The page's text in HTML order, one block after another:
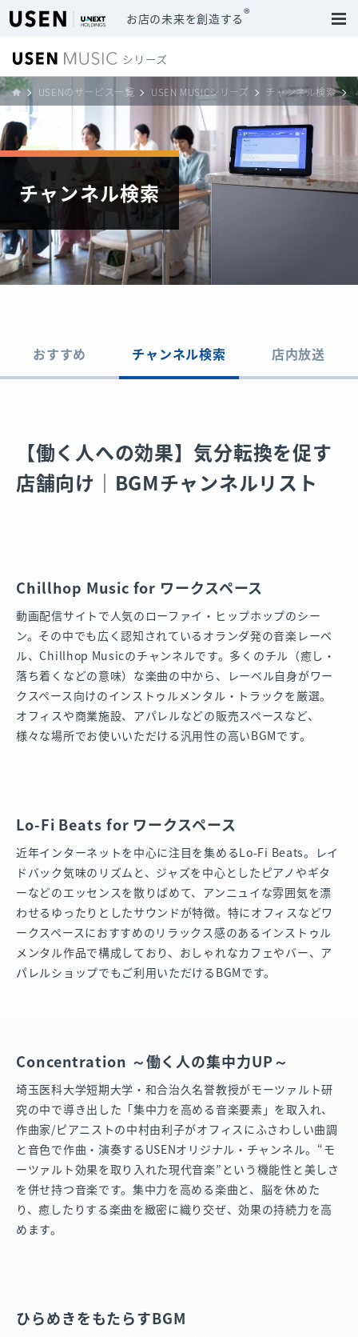
お店の未来を創造する®
USENのサービス一覧 USEN MUSICシリーズ チャンネル検索
チャンネル検索
おすすめ チャンネル検索 店内放送
【働く人への効果】気分転換を促す
店舗向け｜BGMチャンネルリスト
Chillhop Music for ワークスペース
動画配信サイトで人気のローファイ・ヒップホップのシー
ン。その中でも広く認知されているオランダ発の音楽レーベ
ル、Chillhop Musicのチャンネルです。多くのチル（癒し・
落ち着くなどの意味）な楽曲の中から、レーベル自身がワー
クスペース向けのインストゥルメンタル・トラックを厳選。
オフィスや商業施設、アパレルなどの販売スペースなど、
様々な場所でお使いいただける汎用性の高いBGMです。
Lo-Fi Beats for ワークスペース
近年インターネットを中心に注目を集めるLo-Fi Beats。レイ
ドバック気味のリズムと、ジャズを中心としたピアノやギタ
ーなどのエッセンスを散りばめて、アンニュイな雰囲気を漂
わせるゆったりとしたサウンドが特徴。特にオフィスなどワ
ークスペースにおすすめのリラックス感のあるインストゥル
メンタル作品で構成しており、おしゃれなカフェやバー、ア
パレルショップでもご利用いただけるBGMです。
Concentration ～働く人の集中力UP～
埼玉医科大学短期大学・和合治久名誉教授がモーツァルト研
究の中で導き出した「集中力を高める音楽要素」を取入れ、
作曲家/ピアニストの中村由利子がオフィスにふさわしい曲調
と音色で作曲・演奏するUSENオリジナル・チャンネル。“モ
ーツァルト効果を取り入れた現代音楽”という機能性と美しさ
を併せ持つ音楽です。集中力を高める楽曲と、脳を休めた
り、癒したりする楽曲を緻密に織り交ぜ、効果の持続力を高
めます。
ひらめきをもたらすBGM